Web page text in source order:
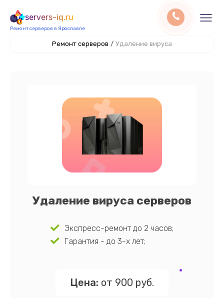
servers-iq.ru
Ремонт серверов в Ярославле
Ремонт серверов / Удаление вируса
Удаление вируса серверов
Экспресс-ремонт до 2 часов;
Гарантия - до 3-х лет;
Цена: от 900 руб.